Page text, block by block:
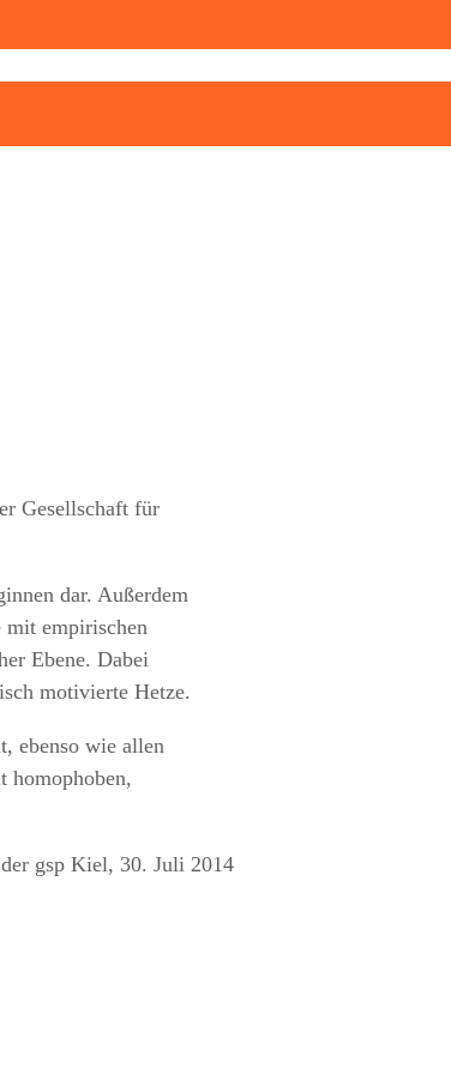
Gesellschaft für
dar. Außerdem
mit empirischen
Ebene. Dabei
motivierte Hetze.
ebenso wie allen
homophoben,
gsp Kiel, 30. Juli 2014